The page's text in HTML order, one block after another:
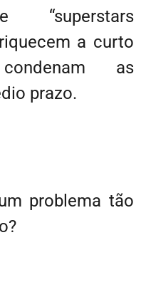
a curto
as
prazo.
problema tão